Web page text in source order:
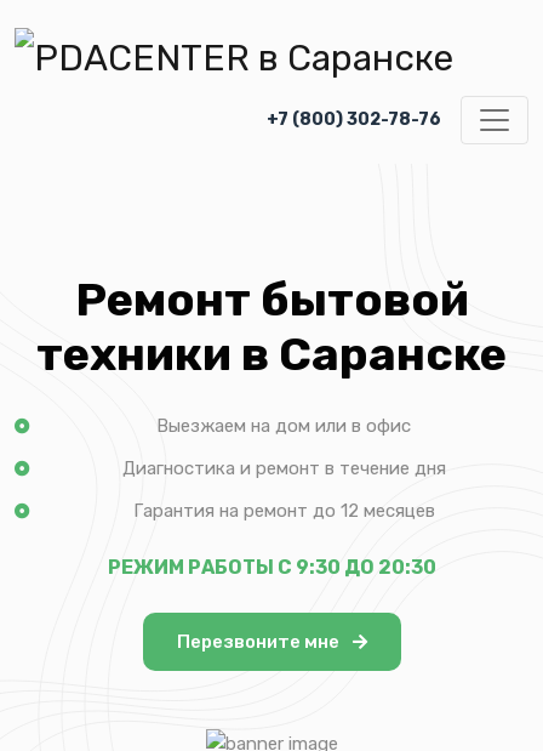
+7 (800) 302-78-76
Ремонт бытовой
техники в Саранске
Выезжаем на дом или в офис
Диагностика и ремонт в течение дня
Гарантия на ремонт до 12 месяцев
РЕЖИМ РАБОТЫ С 9:30 ДО 20:30
Перезвоните мне